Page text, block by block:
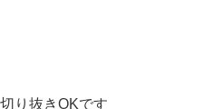
り抜きOKです